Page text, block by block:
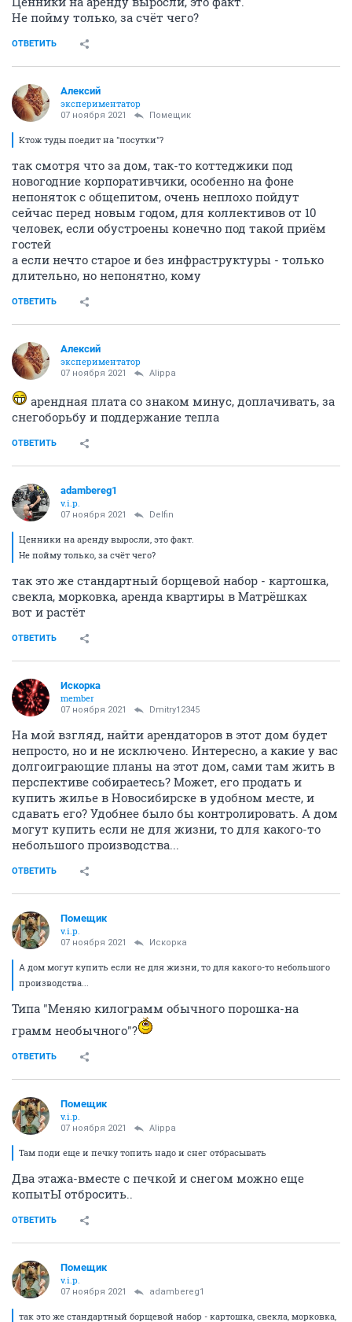
Не пойму только, за счёт чего?
ОТВЕТИТЬ
Алексий
экспериментатор
07 ноября 2021 Помещик
Ктож туды поедит на "посутки"?
так смотря что за дом, так-то коттеджики под
новогодние корпоративчики, особенно на фоне
непоняток с общепитом, очень неплохо пойдут
сейчас перед новым годом, для коллективов от 10
человек, если обустроены конечно под такой приём
гостей
а если нечто старое и без инфраструктуры - только
длительно, но непонятно, кому
ОТВЕТИТЬ
Алексий
экспериментатор
07 ноября 2021 Alippa
арендная плата со знаком минус, доплачивать, за
снегоборьбу и поддержание тепла
ОТВЕТИТЬ
adambereg1
v.i.p.
07 ноября 2021 Delfin
Ценники на аренду выросли, это факт.
Не пойму только, за счёт чего?
так это же стандартный борщевой набор - картошка,
свекла, морковка, аренда квартиры в Матрёшках
вот и растёт
ОТВЕТИТЬ
Искорка
member
07 ноября 2021 Dmitry12345
На мой взгляд, найти арендаторов в этот дом будет
непросто, но и не исключено. Интересно, а какие у вас
долгоиграющие планы на этот дом, сами там жить в
перспективе собираетесь? Может, его продать и
купить жилье в Новосибирске в удобном месте, и
сдавать его? Удобнее было бы контролировать. А дом
могут купить если не для жизни, то для какого-то
небольшого производства...
ОТВЕТИТЬ
Помещик
v.i.p.
07 ноября 2021 Искорка
А дом могут купить если не для жизни, то для какого-то небольшого
производства...
Типа "Меняю килограмм обычного порошка-на
грамм необычного"?
ОТВЕТИТЬ
Помещик
v.i.p.
07 ноября 2021 Alippa
Там поди еще и печку топить надо и снег отбрасывать
Два этажа-вместе с печкой и снегом можно еще
копытЫ отбросить..
ОТВЕТИТЬ
Помещик
v.i.p.
07 ноября 2021 adambereg1
так это же стандартный борщевой набор - картошка, свекла, морковка,